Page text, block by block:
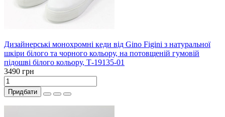
Дизайнерські монохромні кеди від Gino Figini з натуральної
шкіри білого та чорного кольору, на потовщеній гумовій
підошві білого кольору, Т-19135-01
3490 грн
Придбати